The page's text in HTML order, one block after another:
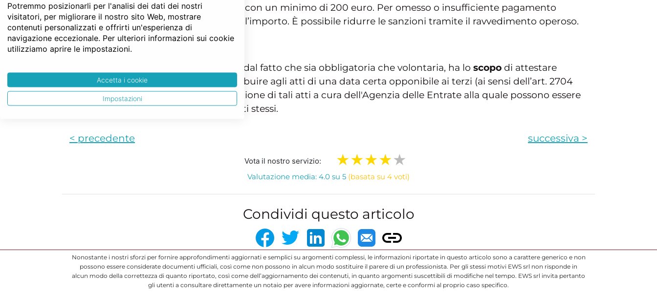
(entro 30 giorni), la sanzione è ridotta con un minimo di 200 euro. Per omesso o insufficiente pagamento
dell'imposta, la sanzione è del 30% dell’importo. È possibile ridurre le sanzioni tramite il ravvedimento operoso.
Scopo dell’imposta di registro
La registrazione, indipendentemente dal fatto che sia obbligatoria che volontaria, ha lo scopo di attestare
l’esistenza degli atti, ma anche di attribuire agli atti di una data certa opponibile ai terzi (ai sensi dell’art. 2704
del c.c.). Inoltre è prevista la conservazione di tali atti a cura dell'Agenzia delle Entrate alla quale possono essere
richieste copie ovvero estratti degli atti stessi.
< precedente successiva >
Vota il nostro servizio:
Valutazione media: 4.0 su 5 (basata su 4 voti)
Condividi questo articolo
Nonostante i nostri sforzi per fornire approfondimenti aggiornati e semplici su argomenti complessi, le informazioni riportate in questo articolo sono a carattere generico e non
possono essere considerate documenti ufficiali, così come non possono in alcun modo sostituire il parere di un professionista. Per gli stessi motivi EWS srl non risponde in
alcun modo della correttezza di quanto riportato, così come dell’aggiornamento dei contenuti, in quanto argomenti suscettibili di modifiche nel tempo. EWS srl invita pertanto
gli utenti a consultare direttamente un notaio per avere informazioni aggiornate, certe e conformi al proprio caso specifico.
Potremmo posizionarli per l'analisi dei dati dei nostri
visitatori, per migliorare il nostro sito Web, mostrare
contenuti personalizzati e offrirti un'esperienza di
navigazione eccezionale. Per ulteriori informazioni sui cookie
utilizziamo aprire le impostazioni.
Accetta i cookie
Impostazioni